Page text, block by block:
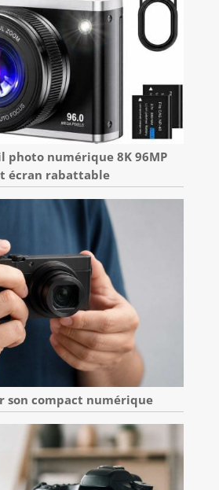
photo numérique 8K 96MP
écran rabattable
son compact numérique